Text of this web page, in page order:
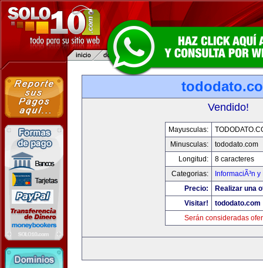
Vendido!
Mayusculas:
Minusculas:
tododato.com
Longitud:
8 caracteres
Categorias:
InformaciÃ³n
Precio:
Realizar una
Visitar!
tododato.com
Serán consideradas